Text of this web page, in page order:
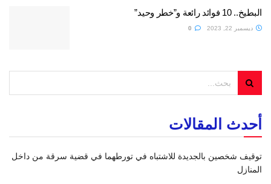
البطيخ.. 10 فوائد رائعة و”خطر وحيد”
ديسمبر 22, 2023
أحدث المقالات
توقيف شخصين بالجديدة للاشتباه في تورطهما في قضية سرقة من داخل
المنازل